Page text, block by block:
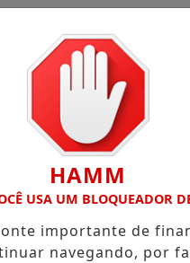
HAMM
USA UM BLOQUEADOR
importante de
navegando, por